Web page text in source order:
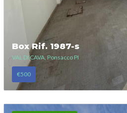
Box Rif. 1987-s
VAL DI CAVA, Ponsacco PI
€500